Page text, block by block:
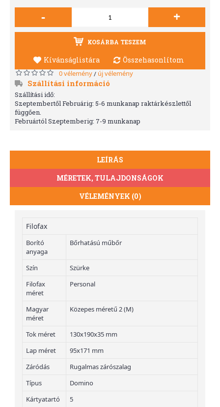
- +
KOSÁRBA TESZEM
Kívánságlistára Összehasonlítom
0 vélemény/ új vélemény
Szállítási információ
Szállítási idő:
Szeptembertől Februárig: 5-6 munkanap raktárkészlettől
függően.
Februártól Szeptemberig: 7-9 munkanap
LEÍRÁS
MÉRETEK, TULAJDONSÁGOK
VÉLEMÉNYEK (0)
Filofax
Borító
anyaga
Bőrhatású műbőr
Szín
Szürke
Filofax
méret
Personal
Magyar
méret
Közepes méretű 2 (M)
Tok méret
130x190x35 mm
Lap méret
95x171 mm
Záródás
Rugalmas zárószalag
Típus
Domino
Kártyatartó
5